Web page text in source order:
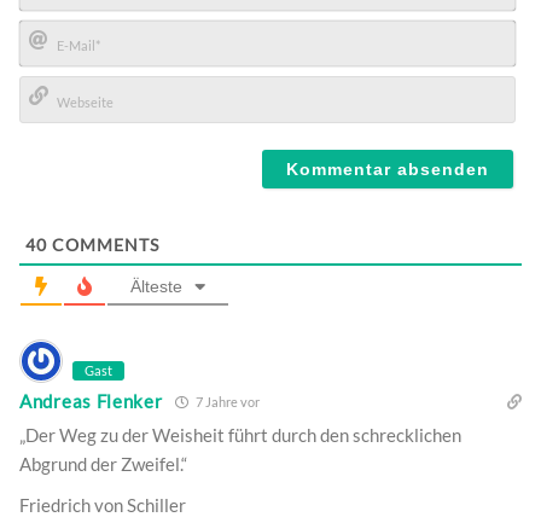
Name*
E-
Mail*
40 COMMENTS
Älteste
Gast
Andreas Flenker 7 Jahre vor
„Der Weg zu der Weisheit führt durch den schrecklichen
Abgrund der Zweifel.“
Friedrich von Schiller